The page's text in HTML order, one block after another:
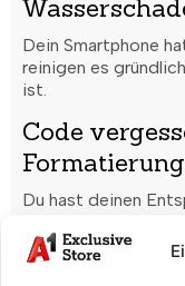
Dein Smartphone
reinigen es
ist.
Code
Formatierung
Du hast deinen
zurück und bringen